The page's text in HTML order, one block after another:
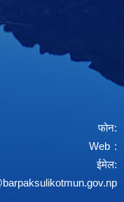
गोरखा फोन:
Web :